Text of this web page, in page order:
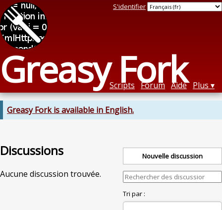
Greasy Fork
S'identifier
Scripts Forum Aide Plus
Greasy Fork is available in English.
Discussions
Aucune discussion trouvée.
Nouvelle discussion
Tri par :